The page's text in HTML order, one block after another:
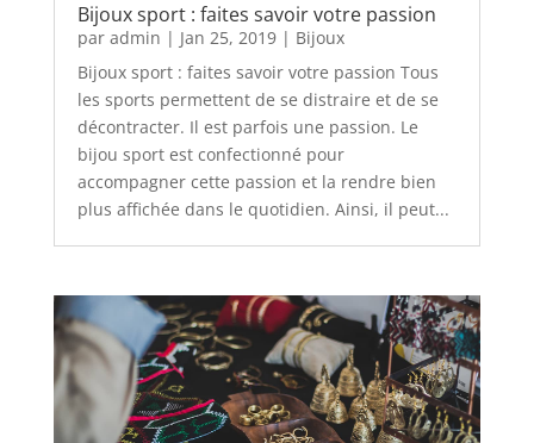
Bijoux sport : faites savoir votre passion
par admin | Jan 25, 2019| Bijoux
Bijoux sport : faites savoir votre passion Tous
les sports permettent de se distraire et de se
décontracter. Il est parfois une passion. Le
bijou sport est confectionné pour
accompagner cette passion et la rendre bien
plus affichée dans le quotidien. Ainsi, il peut...